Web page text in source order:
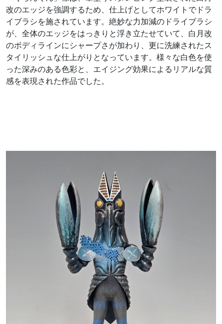
改のエッジを強調するため、仕上げとしてホワイトでドラ
イブラシを施されています。絶妙な力加減のドライブラシ
が、全体のエッジをはっきりと浮き立たせていて、白月改
のボディラインにシャープさが加わり、更に洗練されたス
タイリッシュな仕上がりとなっています。様々な白色を使
った深みのある色彩と、エイジング効果によるリアルな質
感を表現された作品でした。